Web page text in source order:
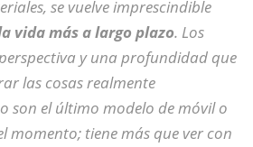
se vuelve imprescindible
vida más a largo plazo. Los
y una profundidad que
las cosas realmente
son el último modelo de móvil o
momento; tiene más que ver con